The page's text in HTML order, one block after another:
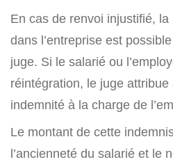
En cas de renvoi injustifié,
dans l’entreprise est
juge. Si le salarié ou
réintégration, le juge
indemnité à la charge de
Le montant de cette
l’ancienneté du salarié et le